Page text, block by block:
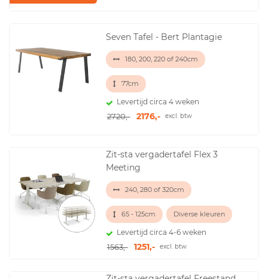
Seven Tafel - Bert Plantagie
180, 200, 220 of 240cm
77cm
Levertijd circa 4 weken
2720,- 2176,- excl. btw
Zit-sta vergadertafel Flex 3
Meeting
240, 280 of 320cm
65 - 125cm Diverse kleuren
Levertijd circa 4-6 weken
1563,- 1251,- excl. btw